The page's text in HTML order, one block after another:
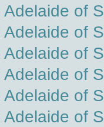
Adelaide of
Adelaide of
Adelaide of
Adelaide of
Adelaide of
Adelaide of